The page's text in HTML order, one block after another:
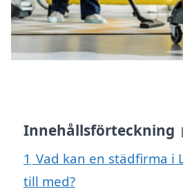
Innehållsförteckning
1 Vad kan en städfirma i
till med?